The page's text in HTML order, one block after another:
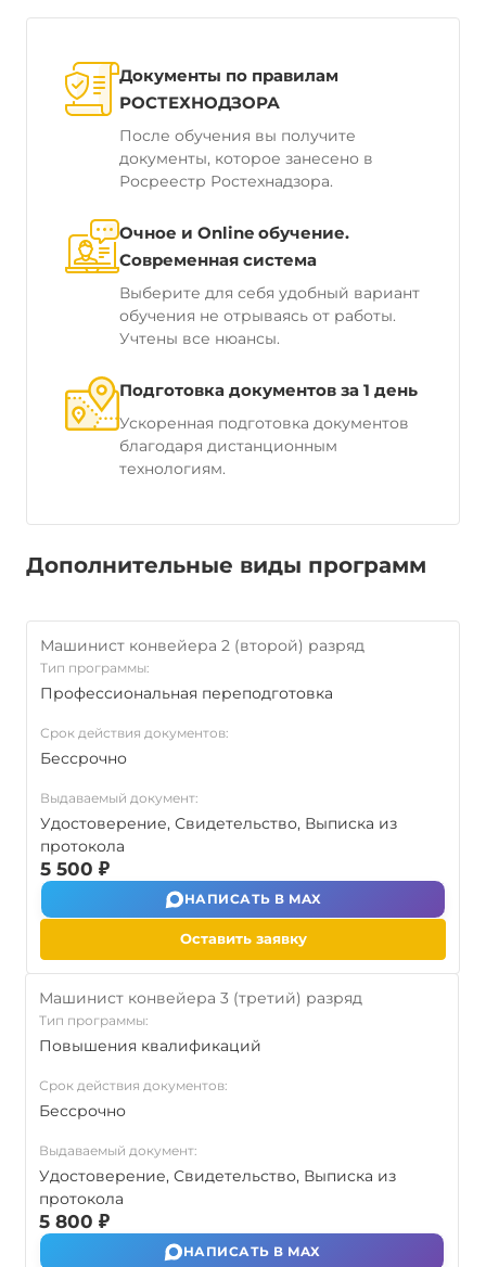
Документы по правилам
РОСТЕХНОДЗОРА
После обучения вы получите
документы, которое занесено в
Росреестр Ростехнадзора.
Очное и Online обучение.
Современная система
Выберите для себя удобный вариант
обучения не отрываясь от работы.
Учтены все нюансы.
Подготовка документов за 1 день
Ускоренная подготовка документов
благодаря дистанционным
технологиям.
Дополнительные виды программ
Машинист конвейера 2 (второй) разряд
Тип программы:
Профессиональная переподготовка
Срок действия документов:
Бессрочно
Выдаваемый документ:
Удостоверение, Свидетельство, Выписка из
протокола
5 500 ₽
НАПИСАТЬ В MAX
Оставить заявку
Машинист конвейера 3 (третий) разряд
Тип программы:
Повышения квалификаций
Срок действия документов:
Бессрочно
Выдаваемый документ:
Удостоверение, Свидетельство, Выписка из
протокола
5 800 ₽
НАПИСАТЬ В MAX